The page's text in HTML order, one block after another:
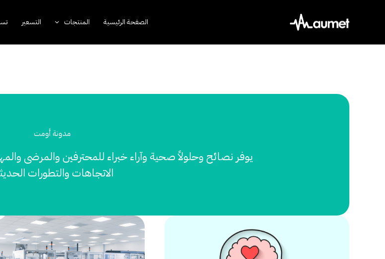
الصفحة الرئيسية المنتجات التسعير
مدونة أومت
يوفر نصائح وحلولاً صحية وآراء خبراء للمحترفين والمرضى
الاتجاهات والتطورات